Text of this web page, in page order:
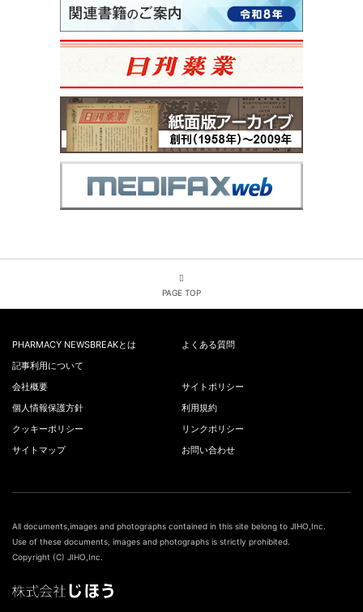
PAGE TOP
PHARMACY NEWSBREAKとは
よくある質問
記事利用について
会社概要
サイトポリシー
個人情報保護方針
利用規約
クッキーポリシー
リンクポリシー
サイトマップ
お問い合わせ
All documents,images and photographs contained in this site belong to JIHO,Inc.
Use of these documents, images and photographs is strictly prohibited.
Copyright (C) JIHO,Inc.